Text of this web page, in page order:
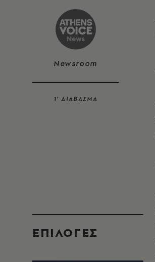
Newsroom
1’ ΔΙΑΒΑΣΜΑ
EΠΙΛΟΓΈΣ